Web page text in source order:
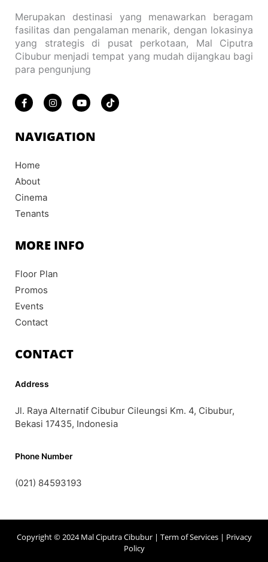
Merupakan destinasi yang menawarkan beragam
fasilitas dan pengalaman menarik, dengan lokasinya
yang strategis di pusat perkotaan, Mal Ciputra
Cibubur menjadi tempat yang mudah dijangkau bagi
para pengunjung
F
a
c
b
o
k
-
f
I
n
s
a
g
Y
o
u
u
b
T
i
k
NAVIGATION
Home
About
Cinema
Tenants
MORE INFO
Floor Plan
Promos
Events
Contact
CONTACT
Address
Jl. Raya Alternatif Cibubur Cileungsi Km. 4, Cibubur,
Bekasi 17435, Indonesia
Phone Number
(021) 84593193
Copyright © 2024 Mal Ciputra Cibubur | Term of Services| Privacy
Policy